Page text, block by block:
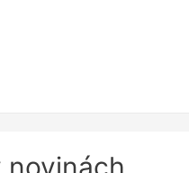
novinách